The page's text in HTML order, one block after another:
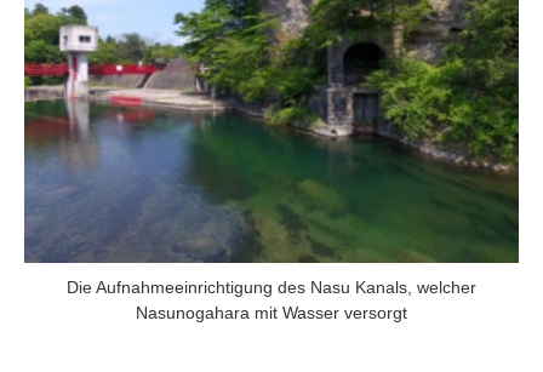
Die Aufnahmeeinrichtigung des Nasu Kanals, welcher
Nasunogahara mit Wasser versorgt